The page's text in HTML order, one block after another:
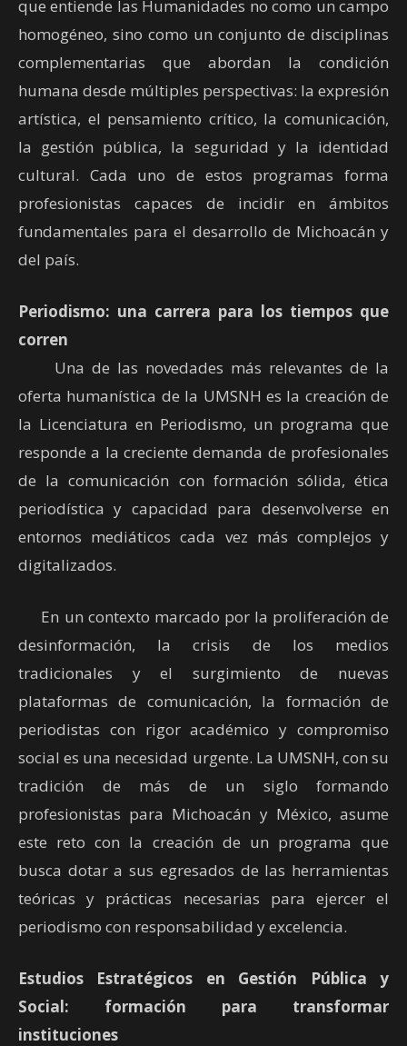
que entiende las Humanidades no como un campo
homogéneo, sino como un conjunto de disciplinas
complementarias que abordan la condición
humana desde múltiples perspectivas: la expresión
artística, el pensamiento crítico, la comunicación,
la gestión pública, la seguridad y la identidad
cultural. Cada uno de estos programas forma
profesionistas capaces de incidir en ámbitos
fundamentales para el desarrollo de Michoacán y
del país.
Periodismo: una carrera para los tiempos que
corren
Una de las novedades más relevantes de la
oferta humanística de la UMSNH es la creación de
la Licenciatura en Periodismo, un programa que
responde a la creciente demanda de profesionales
de la comunicación con formación sólida, ética
periodística y capacidad para desenvolverse en
entornos mediáticos cada vez más complejos y
digitalizados.
En un contexto marcado por la proliferación de
desinformación, la crisis de los medios
tradicionales y el surgimiento de nuevas
plataformas de comunicación, la formación de
periodistas con rigor académico y compromiso
social es una necesidad urgente. La UMSNH, con su
tradición de más de un siglo formando
profesionistas para Michoacán y México, asume
este reto con la creación de un programa que
busca dotar a sus egresados de las herramientas
teóricas y prácticas necesarias para ejercer el
periodismo con responsabilidad y excelencia.
Estudios Estratégicos en Gestión Pública y
Social: formación para transformar
instituciones